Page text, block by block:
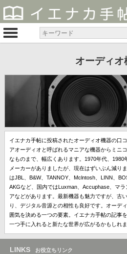
オーディオ
イエナカ手帖に投稿されたオーディオ機器の口
アオーディオと呼ばれるマニアな機器からミニ
なものまで、幅広くあります。1970年代、1980
メーカーがありましたが、現在はずいぶん減り
はJBL、B&W、TANNOY、Mclntosh、LINN、
AKGなど、国内ではLuxman、Accuphase、マ
アなどがあります。最新機器も魅力ですが、古
り、デジタル音源との相性も良好です。オーデ
囲気を決める一つの要素。イエナカ手帖の記事
一つ手に入れると新たな世界が広がるかもしれま
LINKS お役立ちリンク